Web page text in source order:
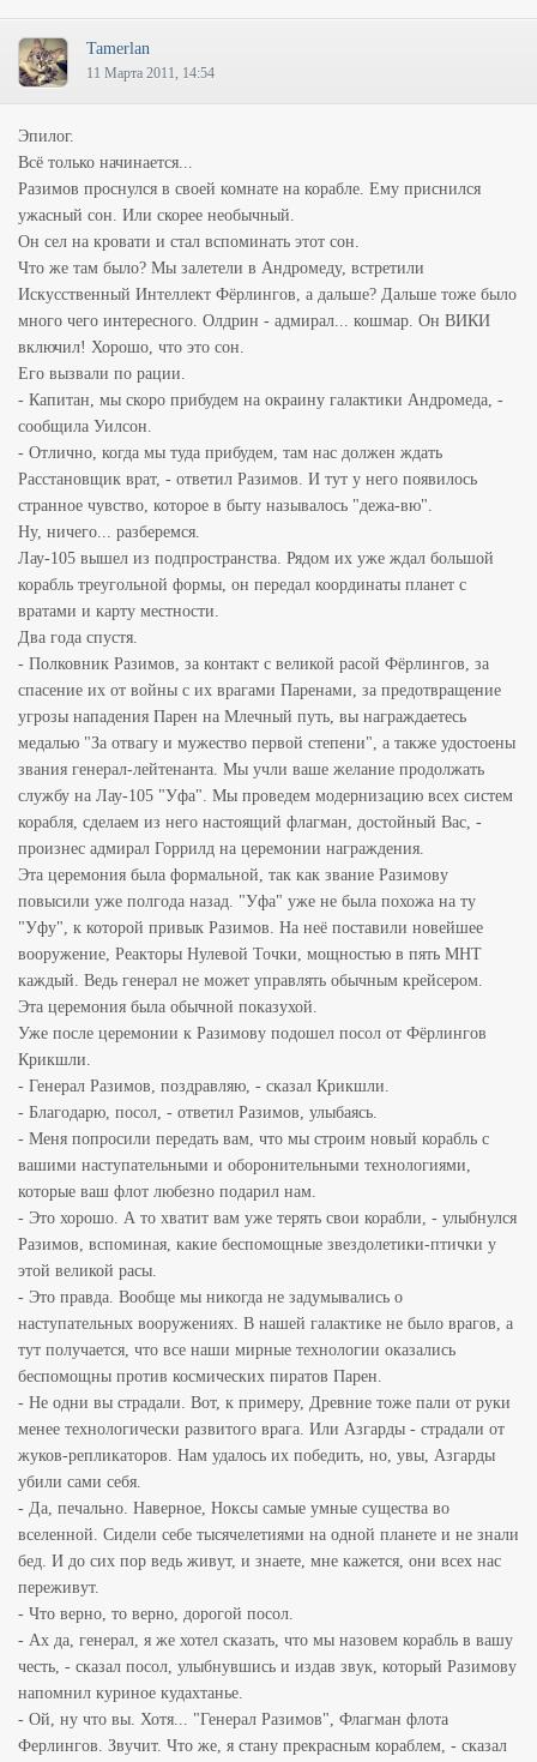
Tamerlan
11 Марта 2011, 14:54
Эпилог.
Всё только начинается...
Разимов проснулся в своей комнате на корабле. Ему приснился
ужасный сон. Или скорее необычный.
Он сел на кровати и стал вспоминать этот сон.
Что же там было? Мы залетели в Андромеду, встретили
Искусственный Интеллект Фёрлингов, а дальше? Дальше тоже было
много чего интересного. Олдрин - адмирал... кошмар. Он ВИКИ
включил! Хорошо, что это сон.
Его вызвали по рации.
- Капитан, мы скоро прибудем на окраину галактики Андромеда, -
сообщила Уилсон.
- Отлично, когда мы туда прибудем, там нас должен ждать
Расстановщик врат, - ответил Разимов. И тут у него появилось
странное чувство, которое в быту называлось "дежа-вю".
Ну, ничего... разберемся.
Лау-105 вышел из подпространства. Рядом их уже ждал большой
корабль треугольной формы, он передал координаты планет с
вратами и карту местности.
Два года спустя.
- Полковник Разимов, за контакт с великой расой Фёрлингов, за
спасение их от войны с их врагами Паренами, за предотвращение
угрозы нападения Парен на Млечный путь, вы награждаетесь
медалью "За отвагу и мужество первой степени", а также удостоены
звания генерал-лейтенанта. Мы учли ваше желание продолжать
службу на Лау-105 "Уфа". Мы проведем модернизацию всех систем
корабля, сделаем из него настоящий флагман, достойный Вас, -
произнес адмирал Горрилд на церемонии награждения.
Эта церемония была формальной, так как звание Разимову
повысили уже полгода назад. "Уфа" уже не была похожа на ту
"Уфу", к которой привык Разимов. На неё поставили новейшее
вооружение, Реакторы Нулевой Точки, мощностью в пять МНТ
каждый. Ведь генерал не может управлять обычным крейсером.
Эта церемония была обычной показухой.
Уже после церемонии к Разимову подошел посол от Фёрлингов
Крикшли.
- Генерал Разимов, поздравляю, - сказал Крикшли.
- Благодарю, посол, - ответил Разимов, улыбаясь.
- Меня попросили передать вам, что мы строим новый корабль с
вашими наступательными и оборонительными технологиями,
которые ваш флот любезно подарил нам.
- Это хорошо. А то хватит вам уже терять свои корабли, - улыбнулся
Разимов, вспоминая, какие беспомощные звездолетики-птички у
этой великой расы.
- Это правда. Вообще мы никогда не задумывались о
наступательных вооружениях. В нашей галактике не было врагов, а
тут получается, что все наши мирные технологии оказались
беспомощны против космических пиратов Парен.
- Не одни вы страдали. Вот, к примеру, Древние тоже пали от руки
менее технологически развитого врага. Или Азгарды - страдали от
жуков-репликаторов. Нам удалось их победить, но, увы, Азгарды
убили сами себя.
- Да, печально. Наверное, Ноксы самые умные существа во
вселенной. Сидели себе тысячелетиями на одной планете и не знали
бед. И до сих пор ведь живут, и знаете, мне кажется, они всех нас
переживут.
- Что верно, то верно, дорогой посол.
- Ах да, генерал, я же хотел сказать, что мы назовем корабль в вашу
честь, - сказал посол, улыбнувшись и издав звук, который Разимову
напомнил куриное кудахтанье.
- Ой, ну что вы. Хотя... "Генерал Разимов", Флагман флота
Ферлингов. Звучит. Что же, я стану прекрасным кораблем, - сказал